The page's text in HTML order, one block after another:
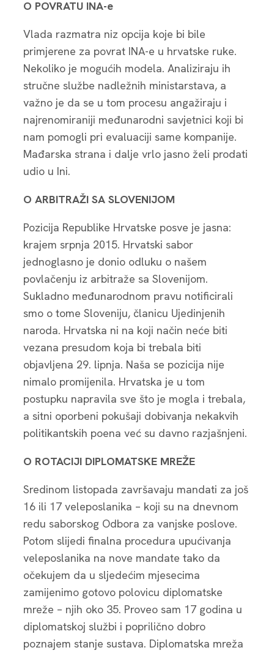
O POVRATU INA-e
Vlada razmatra niz opcija koje bi bile
primjerene za povrat INA-e u hrvatske ruke.
Nekoliko je mogućih modela. Analiziraju ih
stručne službe nadležnih ministarstava, a
važno je da se u tom procesu angažiraju i
najrenomiraniji međunarodni savjetnici koji bi
nam pomogli pri evaluaciji same kompanije.
Mađarska strana i dalje vrlo jasno želi prodati
udio u Ini.
O ARBITRAŽI SA SLOVENIJOM
Pozicija Republike Hrvatske posve je jasna:
krajem srpnja 2015. Hrvatski sabor
jednoglasno je donio odluku o našem
povlačenju iz arbitraže sa Slovenijom.
Sukladno međunarodnom pravu notificirali
smo o tome Sloveniju, članicu Ujedinjenih
naroda. Hrvatska ni na koji način neće biti
vezana presudom koja bi trebala biti
objavljena 29. lipnja. Naša se pozicija nije
nimalo promijenila. Hrvatska je u tom
postupku napravila sve što je mogla i trebala,
a sitni oporbeni pokušaji dobivanja nekakvih
politikantskih poena već su davno razjašnjeni.
O ROTACIJI DIPLOMATSKE MREŽE
Sredinom listopada završavaju mandati za još
16 ili 17 veleposlanika – koji su na dnevnom
redu saborskog Odbora za vanjske poslove.
Potom slijedi finalna procedura upućivanja
veleposlanika na nove mandate tako da
očekujem da u sljedećim mjesecima
zamijenimo gotovo polovicu diplomatske
mreže – njih oko 35. Proveo sam 17 godina u
diplomatskoj službi i poprilično dobro
poznajem stanje sustava. Diplomatska mreža